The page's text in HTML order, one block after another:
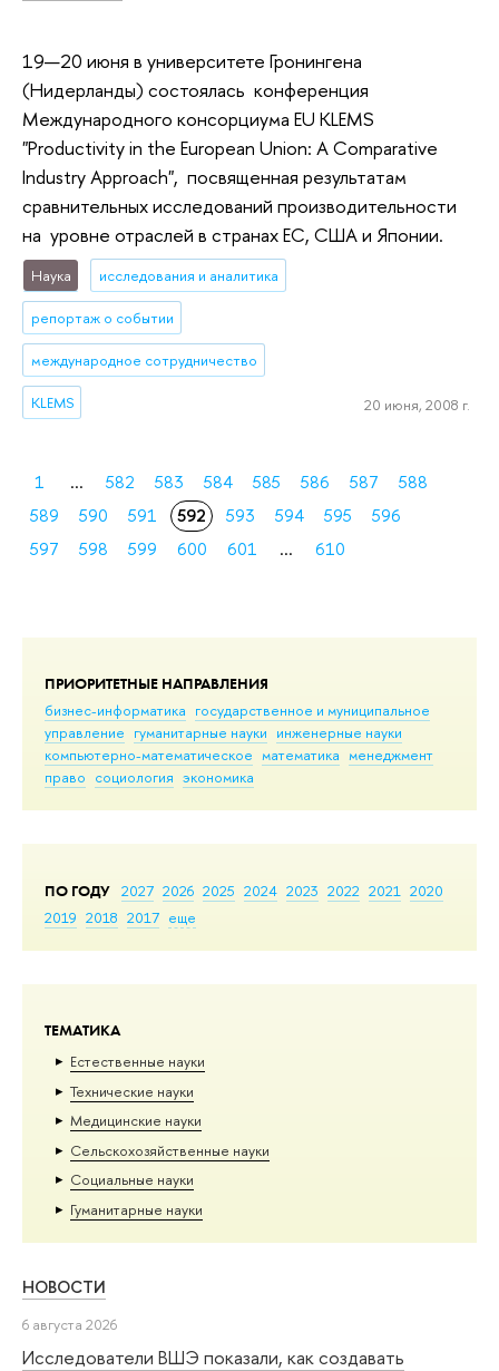
ПРИОРИТЕТНЫЕ НАПРАВЛЕНИЯ
бизнес-информатика государственное и муниципальное
управление гуманитарные науки инженерные науки
компьютерно-математическое математика менеджмент
право социология экономика
ПО ГОДУ 2027 2026 2025 2024 2023 2022 2021 2020
2019 2018 2017 еще
ТЕМАТИКА
Естественные науки
Тех­ничес­кие науки
Медицинские науки
Сельскохозяйственные науки
Социальные науки
Гуманитарные науки
НОВОСТИ
6 августа 2026
Исследователи ВШЭ показали, как создавать
19—20 июня в университете Гронингена
(Нидерланды) состоялась конференция
Международного консорциума EU KLEMS
"Productivity in the European Union: A Comparative
Industry Approach", посвященная результатам
сравнительных исследований производительности
на уровне отраслей в странах ЕС, США и Японии.
Наука исследования и аналитика
репортаж о событии
международное сотрудничество
KLEMS 20 июня, 2008 г.
1 ... 582 583 584 585 586 587
588
589
590 591 592 593 594 595
596
597
598 599 600 601 ... 610